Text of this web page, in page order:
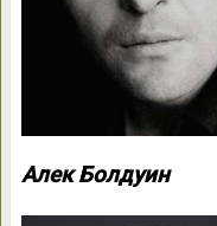
Алек Болдуин